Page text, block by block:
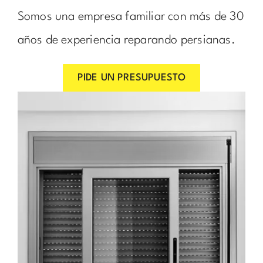
Somos una empresa familiar con más de 30
años de experiencia reparando persianas.
PIDE UN PRESUPUESTO